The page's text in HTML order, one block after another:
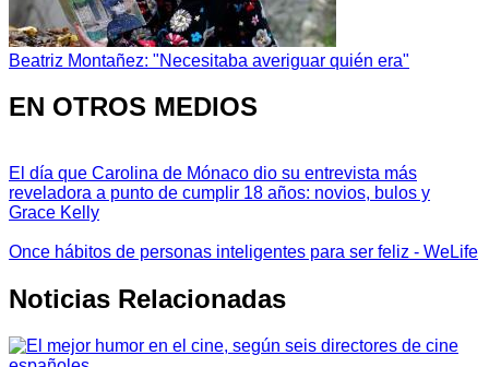
Beatriz Montañez: "Necesitaba averiguar quién era"
EN OTROS MEDIOS
El día que Carolina de Mónaco dio su entrevista más
reveladora a punto de cumplir 18 años: novios, bulos y
Grace Kelly
Once hábitos de personas inteligentes para ser feliz - WeLife
Noticias Relacionadas